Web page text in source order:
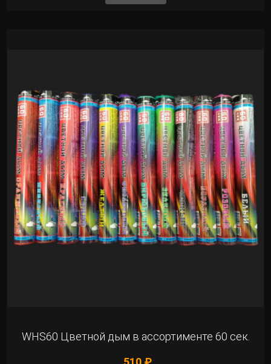
WHS60 Цветной дым в ассортименте 60 сек.